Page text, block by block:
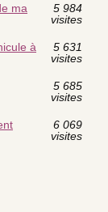
ma
5 984
visites
à
5 631
visites
5 685
visites
6 069
visites